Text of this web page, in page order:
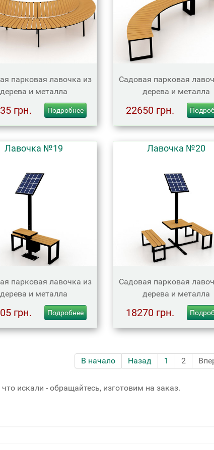
парковая лавочка из
дерева и металла
грн. Подробнее
Садовая парковая
дерева и металла
22650 грн.
Лавочка №19
парковая лавочка из
дерева и металла
грн. Подробнее
Лавочка №20
Садовая парковая
дерева и металла
18270 грн.
В начало Назад 1 2
искали - обращайтесь, изготовим на заказ.